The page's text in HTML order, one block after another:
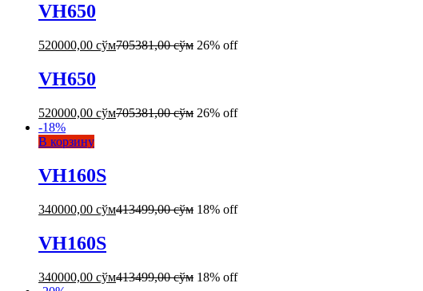
VH650
520000,00 сўм705381,00сўм 26% off
VH650
520000,00 сўм705381,00сўм 26% off
-18%
В корзину
VH160S
340000,00 сўм413499,00сўм 18% off
VH160S
340000,00 сўм413499,00сўм 18% off